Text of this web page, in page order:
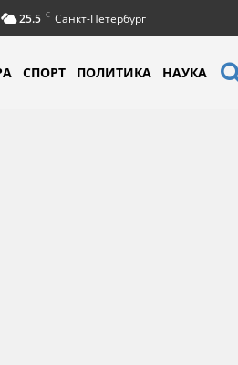
25.5 C Санкт-Петербург
СПОРТ ПОЛИТИКА НАУКА